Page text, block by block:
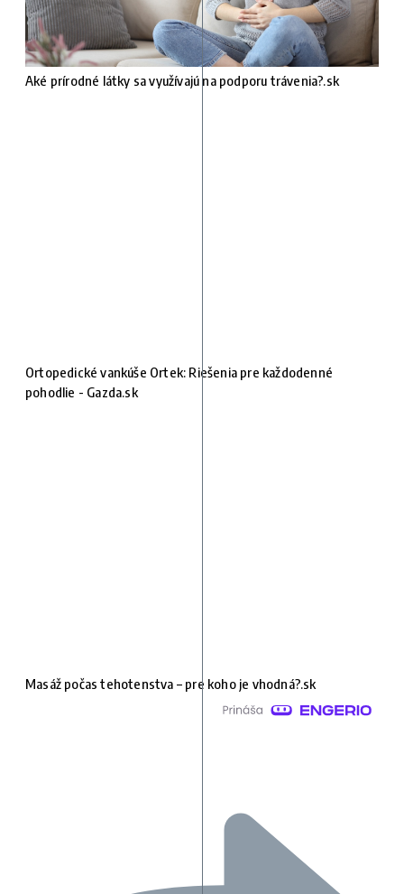
Aké prírodné látky sa využívajú na podporu trávenia?.sk
Ortopedické vankúše Ortek: Riešenia pre každodenné
pohodlie - Gazda.sk
Masáž počas tehotenstva – pre koho je vhodná?.sk